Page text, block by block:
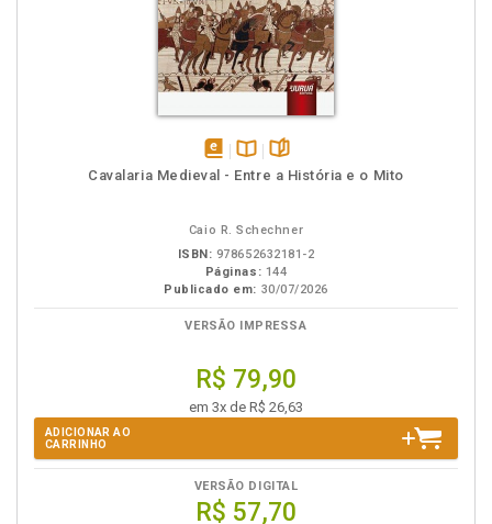
disponívelDisponível
páginas
Cavalaria Medieval - Entre a História e o Mito
Caio R. Schechner
ISBN: 978652632181-2
Páginas: 144
Publicado em: 30/07/2026
VERSÃO IMPRESSA
R$ 79,90
em 3x de R$ 26,63
ADICIONAR AO
CARRINHO
VERSÃO DIGITAL
R$ 57,70